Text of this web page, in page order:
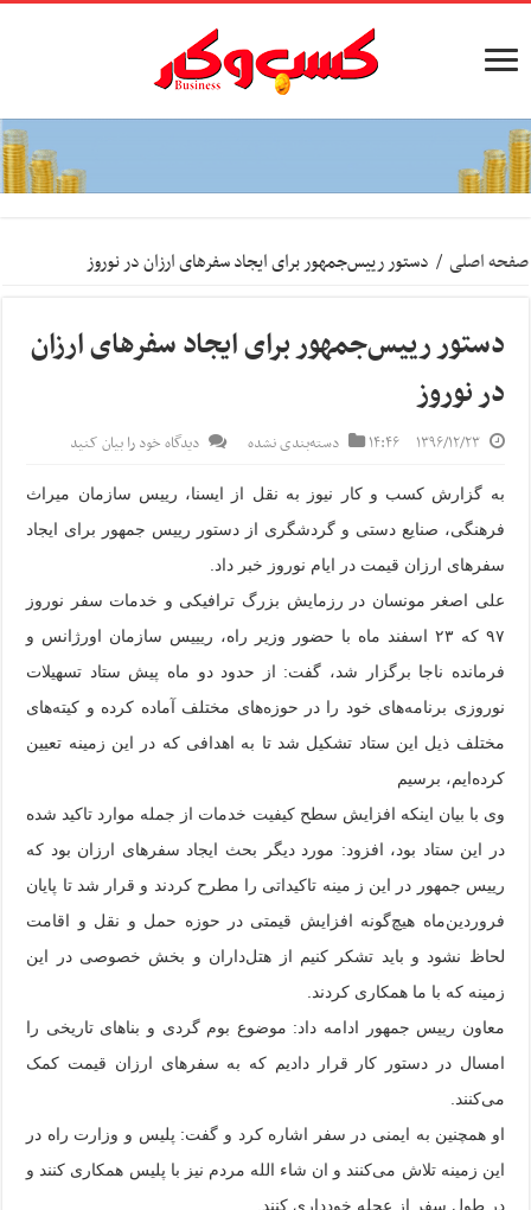
صفحه اصلی / دستور رییس‌جمهور برای ایجاد سفرهای ارزان در نوروز
دستور رییس‌جمهور برای ایجاد سفرهای ارزان
در نوروز
۱۳۹۶/۱۲/۲۳ ۱۴:۴۶ دسته‌بندی نشده دیدگاه خود را بیان کنید
به گزارش کسب و کار نیوز به نقل از ایسنا، رییس سازمان میراث
فرهنگی، صنایع دستی و گردشگری از دستور رییس جمهور برای ایجاد
سفرهای ارزان قیمت در ایام نوروز خبر داد.
علی اصغر مونسان در رزمایش بزرگ ترافیکی و خدمات سفر نوروز
۹۷ که ۲۳ اسفند ماه با حضور وزیر راه، ریییس سازمان اورژانس و
فرمانده ناجا برگزار شد، گفت: از حدود دو ماه پیش ستاد تسهیلات
نوروزی برنامه‌های خود را در حوزه‌های مختلف آماده کرده و کیته‌های
مختلف ذیل این ستاد تشکیل شد تا به اهدافی که در این زمینه تعیین
کرده‌ایم، برسیم
وی با بیان اینکه افزایش سطح کیفیت خدمات از جمله موارد تاکید شده
در این ستاد بود، افزود: مورد دیگر بحث ایجاد سفرهای ارزان بود که
رییس جمهور در این ز مینه تاکیداتی را مطرح کردند و قرار شد تا پایان
فروردین‌ماه هیچ‌گونه افزایش قیمتی در حوزه حمل و نقل و اقامت
لحاظ نشود و باید تشکر کنیم از هتل‌داران و بخش خصوصی در این
زمینه که با ما همکاری کردند.
معاون رییس جمهور ادامه داد: موضوع بوم گردی و بناهای تاریخی را
امسال در دستور کار قرار دادیم که به سفرهای ارزان قیمت کمک
می‌کنند.
او همچنین به ایمنی در سفر اشاره کرد و گفت: پلیس و وزارت راه در
این زمینه تلاش می‌کنند و ان شاء الله مردم نیز با پلیس همکاری کنند و
در طول سفر از عجله خودداری کنند.